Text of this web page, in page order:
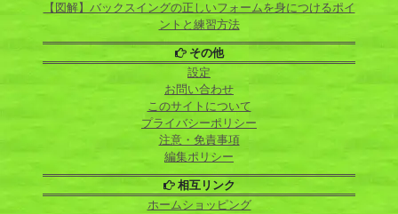
【図解】バックスイングの正しいフォームを身につけるポイ
ントと練習方法
その他
設定
お問い合わせ
このサイトについて
プライバシーポリシー
注意・免責事項
編集ポリシー
相互リンク
ホームショッピング